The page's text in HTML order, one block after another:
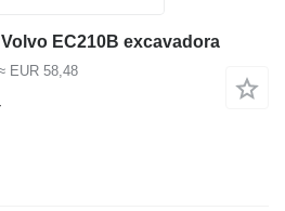
EC210B excavadora
EUR 58,48